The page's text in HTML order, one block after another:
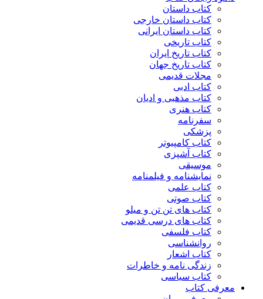
کتاب داستان
کتاب داستان خارجی
کتاب داستان ایرانی
کتاب تاریخی
کتاب تاریخ ایران
کتاب تاریخ جهان
مجلات قدیمی
کتاب ادبی
کتاب مذهبی و ادیان
کتاب هنری
سفرنامه
پزشکی
کتاب کامپیوتر
کتاب آشپزی
موسیقی
نمایشنامه و فیلمنامه
کتاب علمی
کتاب صوتی
کتاب های تن تن و میلو
کتاب های درسی قدیمی
کتاب فلسفی
روانشناسی
کتاب اشعار
زندگی نامه و خاطرات
کتاب سیاسی
معرفی کتاب